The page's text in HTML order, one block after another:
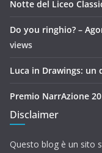
Notte del Liceo
Do you ringhio? –
views
Luca in Drawings:
Premio NarrAzione
Disclaimer
Questo blog è un sito